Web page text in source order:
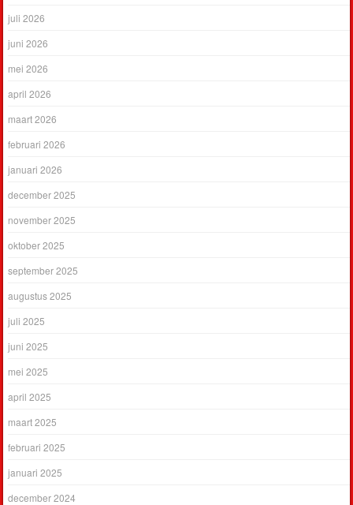
juli 2026
juni 2026
mei 2026
april 2026
maart 2026
februari 2026
januari 2026
december 2025
november 2025
oktober 2025
september 2025
augustus 2025
juli 2025
juni 2025
mei 2025
april 2025
maart 2025
februari 2025
januari 2025
december 2024